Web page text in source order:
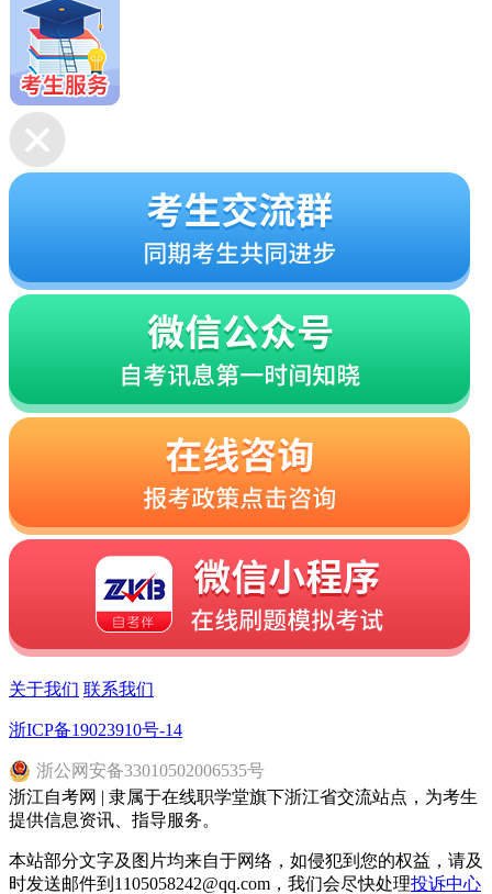
关于我们 联系我们
浙ICP备19023910号-14
浙公网安备33010502006535号
浙江自考网 | 隶属于在线职学堂旗下浙江省交流站点，为考生
提供信息资讯、指导服务。
本站部分文字及图片均来自于网络，如侵犯到您的权益，请及
时发送邮件到1105058242@qq.com，我们会尽快处理投诉中心